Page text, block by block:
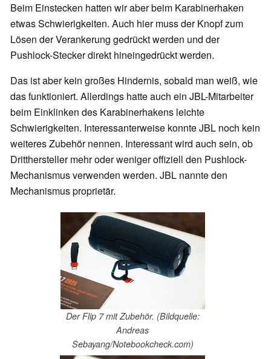
Beim Einstecken hatten wir aber beim Karabinerhaken
etwas Schwierigkeiten. Auch hier muss der Knopf zum
Lösen der Verankerung gedrückt werden und der
Pushlock-Stecker direkt hineingedrückt werden.
Das ist aber kein großes Hindernis, sobald man weiß, wie
das funktioniert. Allerdings hatte auch ein JBL-Mitarbeiter
beim Einklinken des Karabinerhakens leichte
Schwierigkeiten. Interessanterweise konnte JBL noch kein
weiteres Zubehör nennen. Interessant wird auch sein, ob
Dritthersteller mehr oder weniger offiziell den Pushlock-
Mechanismus verwenden werden. JBL nannte den
Mechanismus proprietär.
Der Flip 7 mit Zubehör. (Bildquelle:
Andreas
Sebayang/Notebookcheck.com)